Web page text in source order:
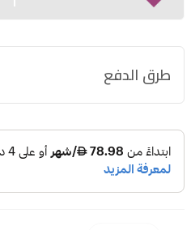
طرق الدفع